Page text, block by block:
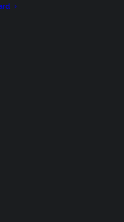
Appenzeller
Ostschweiz,
Sennen, Suisse, Switzerland,
tradition